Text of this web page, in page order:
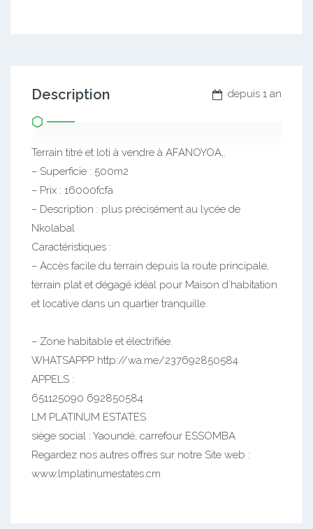
depuis 1 an
Description
Terrain titré et loti à vendre à AFANOYOA,.
– Superficie : 500m2
– Prix : 16000fcfa
– Description : plus précisément au lycée de
Nkolabal
Caractéristiques :
– Accès facile du terrain depuis la route principale,
terrain plat et dégagé idéal pour Maison d’habitation
et locative dans un quartier tranquille.
– Zone habitable et électrifiée.
WHATSAPPP http://wa.me/237692850584
APPELS :
651125090 692850584
LM PLATINUM ESTATES
siège social : Yaoundé, carrefour ESSOMBA
Regardez nos autres offres sur notre Site web :
www.lmplatinumestates.cm